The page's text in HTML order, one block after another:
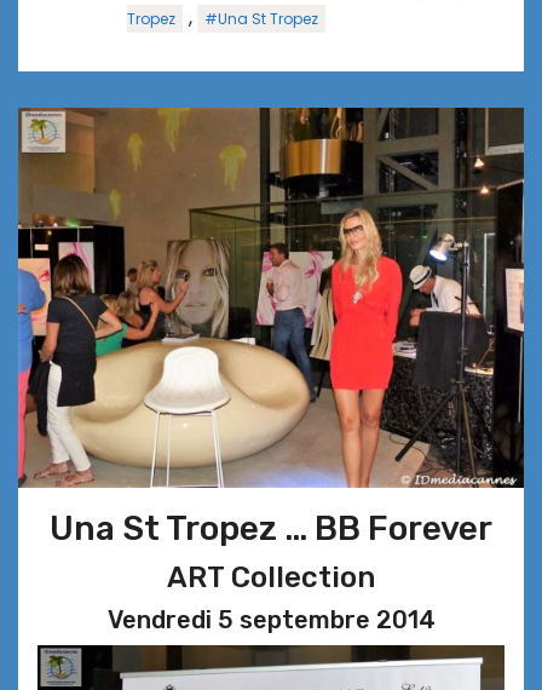
Tropez
, #Una St Tropez
Una St Tropez … BB Forever
ART Collection
Vendredi 5 septembre 2014